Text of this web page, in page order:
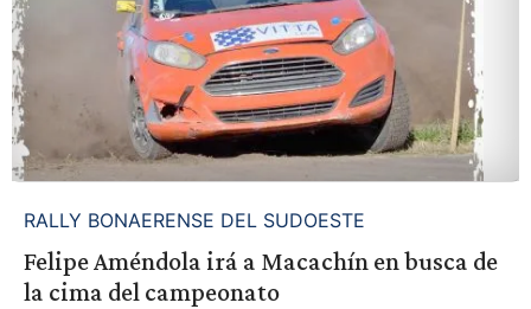
RALLY BONAERENSE DEL SUDOESTE
Felipe Améndola irá a Macachín en busca de
la cima del campeonato